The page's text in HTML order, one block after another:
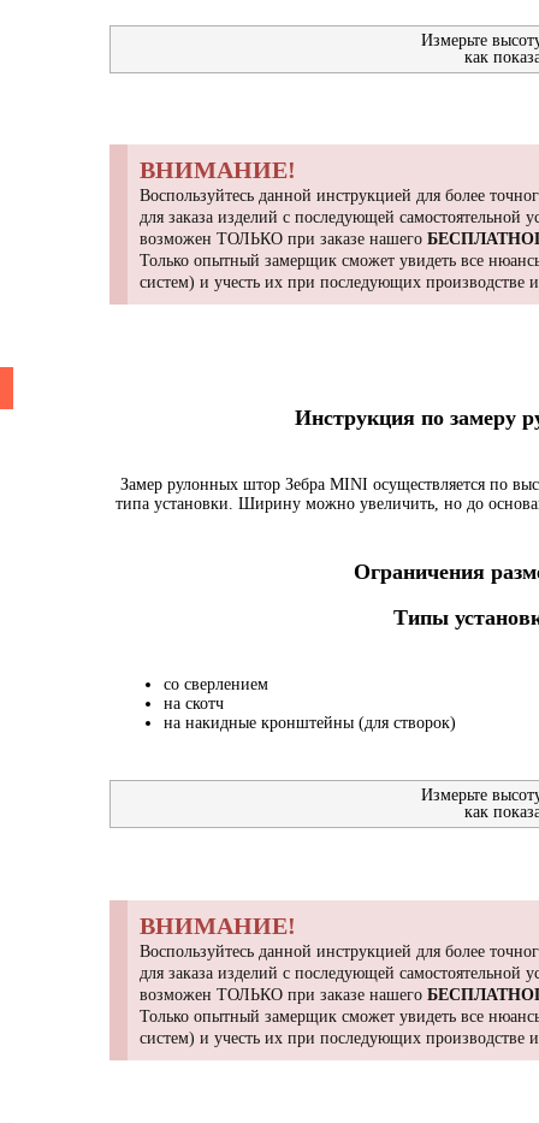
Измерьте
как
ВНИМАНИЕ!
Воспользуйтесь данной инструкцией для более
для заказа изделий с последующей
возможен ТОЛЬКО при заказе нашего
Только опытный замерщик сможет увидеть все
систем) и учесть их при последующих производстве
Инструкция по
Замер рулонных штор Зебра MINI осуществляется по
типа установки. Ширину можно увеличить, но до
Ограничения
Типы
со сверлением
на скотч
на накидные кронштейны (для створок)
Измерьте
как
ВНИМАНИЕ!
Воспользуйтесь данной инструкцией для более
для заказа изделий с последующей
возможен ТОЛЬКО при заказе нашего
Только опытный замерщик сможет увидеть все
систем) и учесть их при последующих производстве